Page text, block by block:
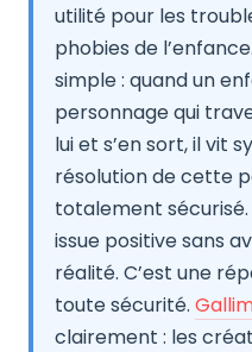
utilité pour les
phobies de
simple : quand un
personnage qui
lui et s’en sort, il vit
résolution de cette
totalement
issue positive sans
réalité. C’est une
toute sécurité.
clairement : les